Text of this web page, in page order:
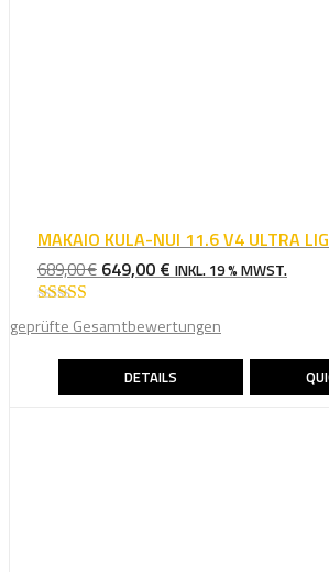
MAKAIO KULA-NUI 11.6 V4 ULTRA
689,00€ URSPRÜNGLICHER
WAR:
649,00 € AKTUELLER
IST:
INKL. 19 % MWST.
Bewertet mit
5.00von 5
geprüfte Gesamtbewertungen
DETAILS